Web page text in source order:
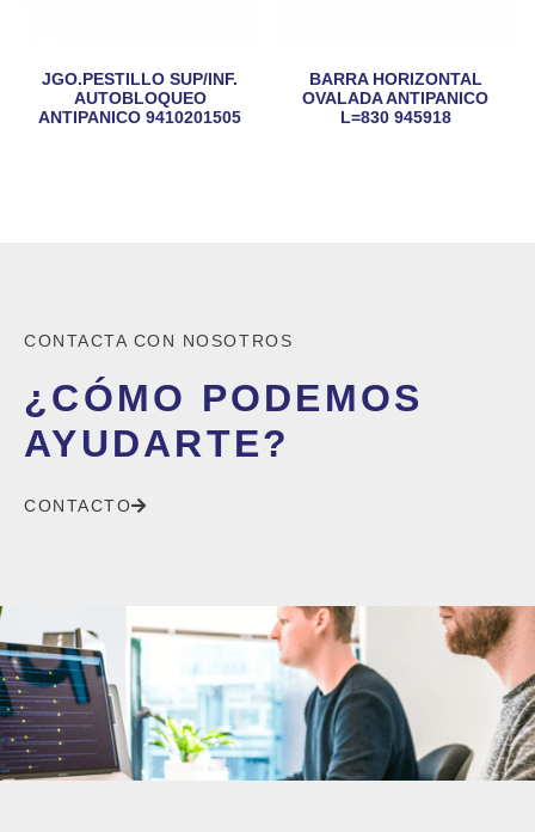
JGO.PESTILLO SUP/INF.
AUTOBLOQUEO
ANTIPANICO 9410201505
BARRA HORIZONTAL
OVALADA ANTIPANICO
L=830 945918
CONTACTA CON NOSOTROS
¿CÓMO PODEMOS
AYUDARTE?
CONTACTO